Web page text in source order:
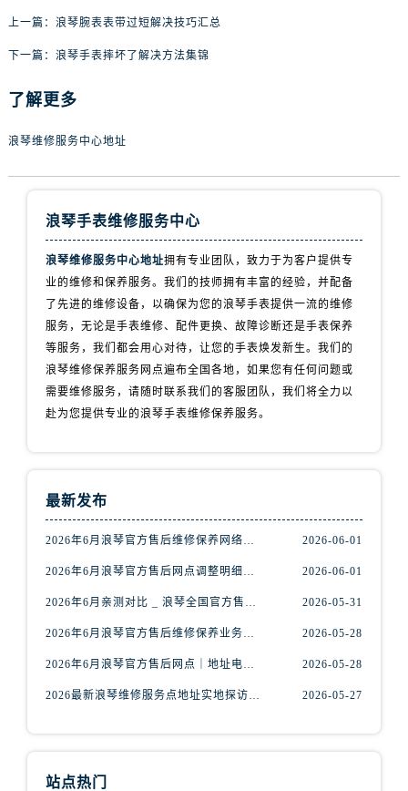
上一篇： 浪琴腕表表带过短解决技巧汇总
下一篇： 浪琴手表摔坏了解决方法集锦
了解更多
浪琴维修服务中心地址
浪琴手表维修服务中心
浪琴维修服务中心地址拥有专业团队，致力于为客户提供专
业的维修和保养服务。我们的技师拥有丰富的经验，并配备
了先进的维修设备，以确保为您的浪琴手表提供一流的维修
服务，无论是手表维修、配件更换、故障诊断还是手表保养
等服务，我们都会用心对待，让您的手表焕发新生。我们的
浪琴维修保养服务网点遍布全国各地，如果您有任何问题或
需要维修服务，请随时联系我们的客服团队，我们将全力以
赴为您提供专业的浪琴手表维修保养服务。
最新发布
2026年6月浪琴官方售后维修保养网络迁址及新设点快报 2026-06-01
2026年6月浪琴官方售后网点调整明细最终篇（迁址+新开业） 2026-06-01
2026年6月亲测对比 _ 浪琴全国官方售后服务体系2026焕新升级公告 2026-05-31
2026年6月浪琴官方售后维修保养业务网点重新配置补充通知原文内容公示 2026-05-28
2026年6月浪琴官方售后网点｜地址电话权威指南 2026-05-28
2026最新浪琴维修服务点地址实地探访报告 2026-05-27
站点热门